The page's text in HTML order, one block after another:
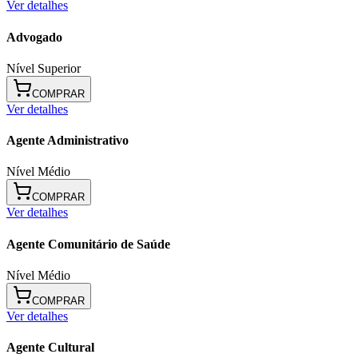
Ver detalhes
Advogado
Nível Superior
COMPRAR
Ver detalhes
Agente Administrativo
Nível Médio
COMPRAR
Ver detalhes
Agente Comunitário de Saúde
Nível Médio
COMPRAR
Ver detalhes
Agente Cultural